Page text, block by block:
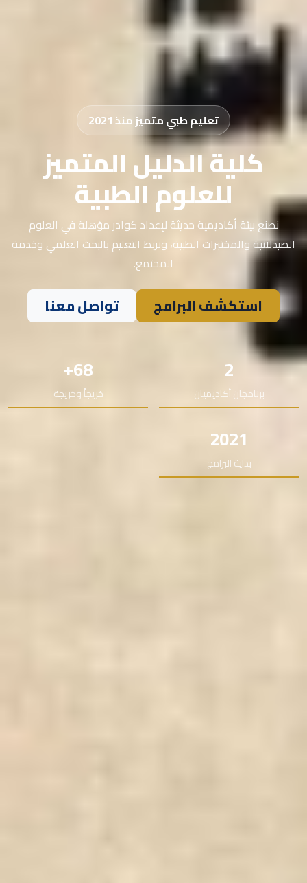
تعليم طبي متميز منذ 2021
كلية الدليل المتميز
للعلوم الطبية
نصنع بيئة أكاديمية حديثة لإعداد كوادر مؤهلة في العلوم
الصيدلانية والمختبرات الطبية، ونربط التعليم بالبحث العلمي وخدمة
المجتمع.
استكشف البرامج تواصل معنا
2
برنامجان أكاديميان
68+
خريجاً وخريجة
2021
بداية البرامج